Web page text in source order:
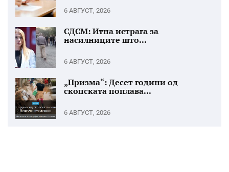
6 АВГУСТ, 2026
СДСМ: Итна истрага за
насилниците што...
6 АВГУСТ, 2026
„Призма“: Десет години од
скопската поплава...
6 АВГУСТ, 2026